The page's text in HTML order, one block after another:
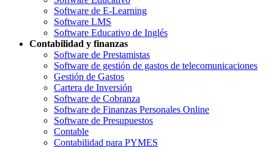
Software de E-Learning
Software LMS
Software Educativo de Inglés
Contabilidad y finanzas
Software de Prestamistas
Software de gestión de gastos de telecomunicaciones
Gestión de Gastos
Cartera de Inversión
Software de Cobranza
Software de Finanzas Personales Online
Software de Presupuestos
Contable
Contabilidad para PYMES